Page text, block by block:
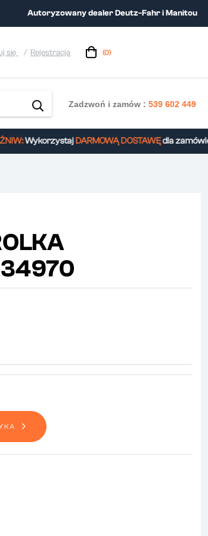
Autoryzowany dealer Deutz-Fahr i Manitou
się Rejestracja (0)
Zadzwoń i zamów :539 602 449
WykorzystajDARMOWĄ DOSTAWĘdla zamówień